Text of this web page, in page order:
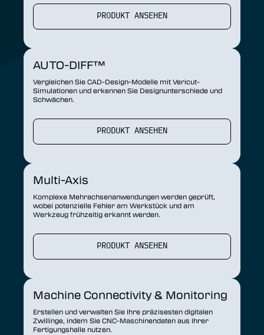
PRODUKT ANSEHEN
AUTO-DIFF™
Vergleichen Sie CAD-Design-Modelle mit Vericut-
Simulationen und erkennen Sie Designunterschiede und
Schwächen.
PRODUKT ANSEHEN
Multi-Axis
Komplexe Mehrachsenanwendungen werden geprüft,
wobei potenzielle Fehler am Werkstück und am
Werkzeug frühzeitig erkannt werden.
PRODUKT ANSEHEN
Machine Connectivity & Monitoring
Erstellen und verwalten Sie Ihre präzisesten digitalen
Zwillinge, indem Sie CNC-Maschinendaten aus Ihrer
Fertigungshalle nutzen.